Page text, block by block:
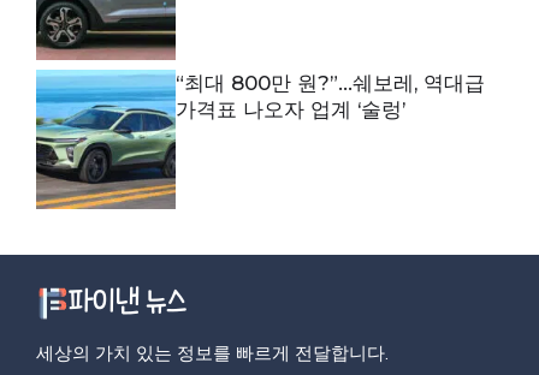
“최대 800만 원?”…쉐보레, 역대급
가격표 나오자 업계 ‘술렁’
세상의 가치 있는 정보를 빠르게 전달합니다.